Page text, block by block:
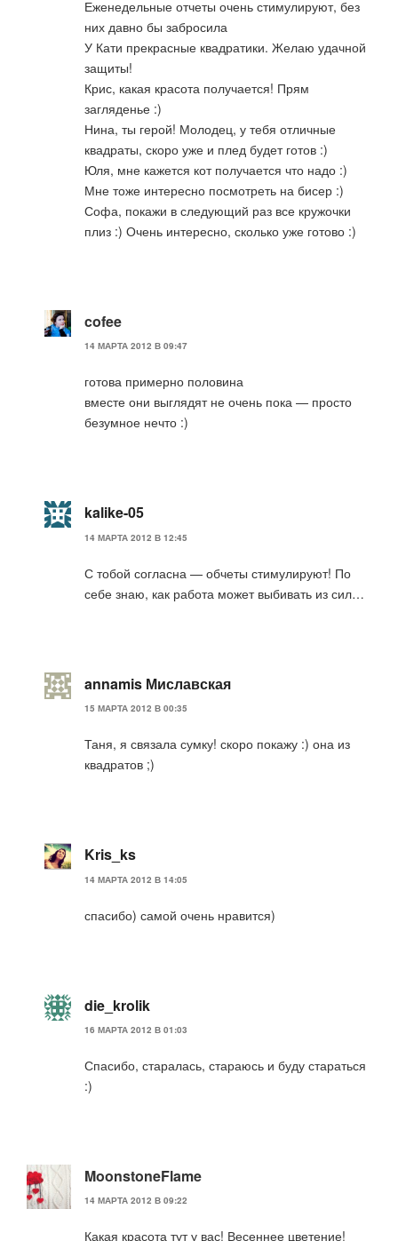
Еженедельные отчеты очень стимулируют, без
них давно бы забросила
У Кати прекрасные квадратики. Желаю удачной
защиты!
Крис, какая красота получается! Прям
загляденье :)
Нина, ты герой! Молодец, у тебя отличные
квадраты, скоро уже и плед будет готов :)
Юля, мне кажется кот получается что надо :)
Мне тоже интересно посмотреть на бисер :)
Софа, покажи в следующий раз все кружочки
плиз :) Очень интересно, сколько уже готово :)
cofee
14 МАРТА 2012 В 09:47
готова примерно половина
вместе они выглядят не очень пока — просто
безумное нечто :)
kalike-05
14 МАРТА 2012 В 12:45
С тобой согласна — обчеты стимулируют! По
себе знаю, как работа может выбивать из сил…
annamis Миславская
15 МАРТА 2012 В 00:35
Таня, я связала сумку! скоро покажу :) она из
квадратов ;)
Kris_ks
14 МАРТА 2012 В 14:05
спасибо) самой очень нравится)
die_krolik
16 МАРТА 2012 В 01:03
Спасибо, старалась, стараюсь и буду стараться
:)
MoonstoneFlame
14 МАРТА 2012 В 09:22
Какая красота тут у вас! Весеннее цветение!